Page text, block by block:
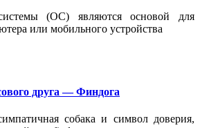
(ОС) являются основой для
или мобильного устройства
друга — Финдога
собака и символ доверия,